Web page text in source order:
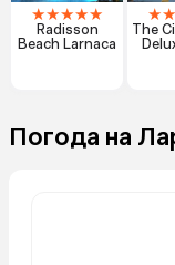
★★★★★
Radisson
Beach Larnaca
★★
The
Погода на